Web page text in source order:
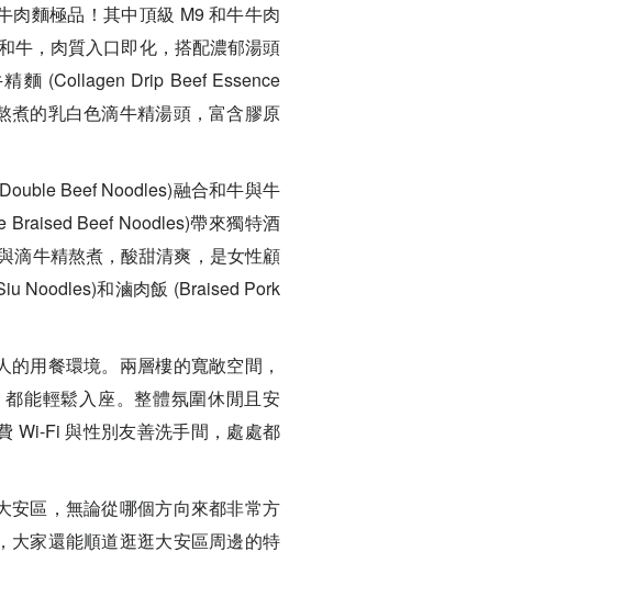
肉麵極品！其中頂級 M9 和牛牛肉
牛，肉質入口即化，搭配濃郁湯頭
麵 (Collagen Drip Beef Essence
煮的乳白色滴牛精湯頭，富含膠原
Beef Noodles)融合和牛與牛
Braised Beef Noodles)帶來獨特酒
滴牛精熬煮，酸甜清爽，是女性顧
Noodles)和滷肉飯 (Braised Pork
用餐環境。兩層樓的寬敞空間，
能輕鬆入座。整體氛圍休閒且安
Wi-Fi 與性別友善洗手間，處處都
區，無論從哪個方向來都非常方
大家還能順道逛逛大安區周邊的特